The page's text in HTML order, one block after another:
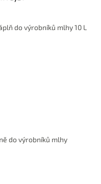
do výrobníků mlhy 10 L
do výrobníků mlhy